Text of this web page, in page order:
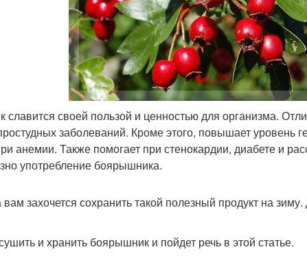
своей пользой и ценностью для организма.
заболеваний. Кроме этого, повышает уровень
анемии. Также помогает при стенокардии, диабете и
употребление боярышника.
захочется сохранить такой полезный продукт на
и хранить боярышник и пойдет речь в этой статье.